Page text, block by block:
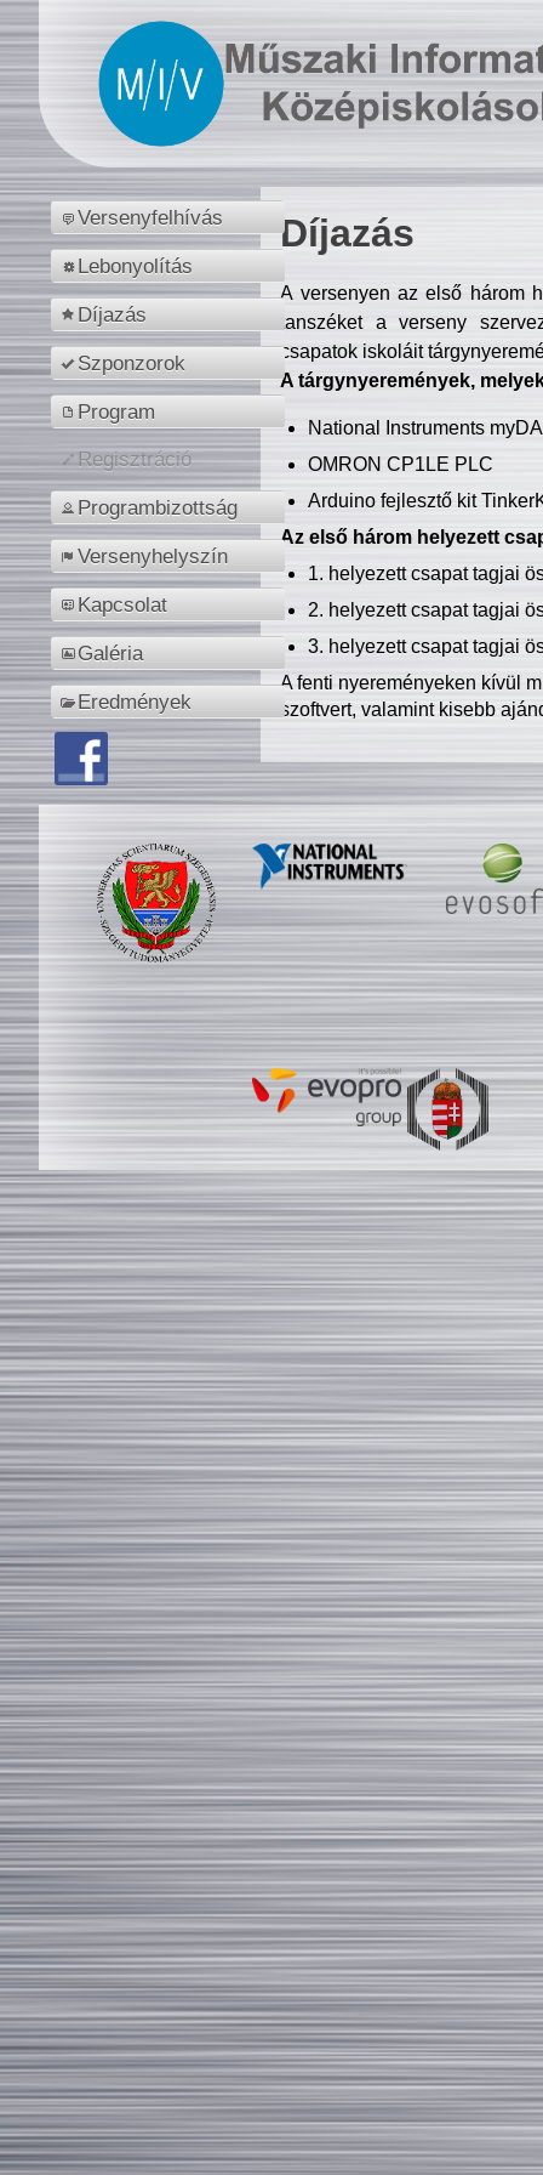
Versenyfelhívás
Lebonyolítás
Díjazás
Szponzorok
Program
Regisztráció
Programbizottság
Versenyhelyszín
Kapcsolat
Galéria
Eredmények
Díjazás
A versenyen az első három
tanszéket a verseny
csapatok iskoláit
A tárgynyeremények,
National Instruments
OMRON CP1LE PLC
Arduino fejlesztő kit
Az első három helyezett
1. helyezett csapat tagjai
2. helyezett csapat tagjai
3. helyezett csapat tagjai
A fenti nyereményeken kívül
szoftvert, valamint kisebb